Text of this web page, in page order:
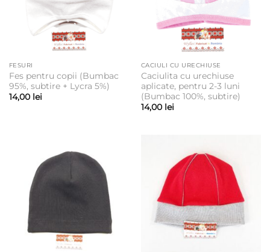
FESURI
Fes pentru copii (Bumbac
95%, subtire + Lycra 5%)
14,00 lei
CACIULI CU URECHIUSE
Caciulita cu urechiuse
aplicate, pentru 2-3 luni
(Bumbac 100%, subtire)
14,00 lei